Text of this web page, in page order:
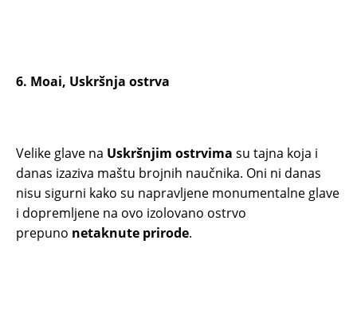
6. Moai, Uskršnja ostrva
Velike glave na Uskršnjim ostrvima su tajna koja i
danas izaziva maštu brojnih naučnika. Oni ni danas
nisu sigurni kako su napravljene monumentalne glave
i dopremljene na ovo izolovano ostrvo
prepuno netaknute prirode.